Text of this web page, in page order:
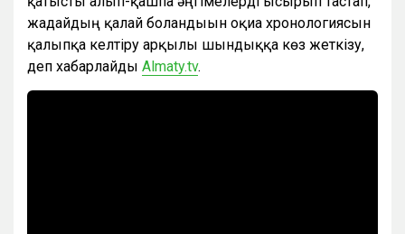
жағдайдың қалай болғандығын оқиға хронологиясын
қалыпқа келтіру арқылы шындыққа көз жеткізу,
деп хабарлайды Almaty.tv.